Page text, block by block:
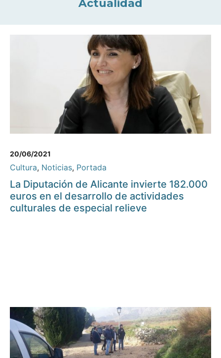
Actualidad
20/06/2021
Cultura, Noticias, Portada
La Diputación de Alicante invierte 182.000
euros en el desarrollo de actividades
culturales de especial relieve